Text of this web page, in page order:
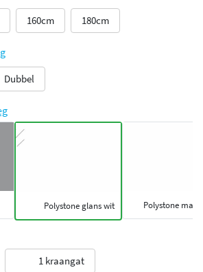
160cm 180cm
Dubbel
Polystone glans wit Polystone mat
1 kraangat